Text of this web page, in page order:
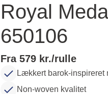
Royal
650106
Fra 579 kr./rulle
Lækkert barok-inspireret
Non-woven kvalitet